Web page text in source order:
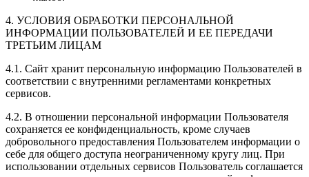
4. УСЛОВИЯ ОБРАБОТКИ ПЕРСОНАЛЬНОЙ
ИНФОРМАЦИИ ПОЛЬЗОВАТЕЛЕЙ И ЕЕ ПЕРЕДАЧИ
ТРЕТЬИМ ЛИЦАМ
4.1. Сайт хранит персональную информацию Пользователей в
соответствии с внутренними регламентами конкретных
сервисов.
4.2. В отношении персональной информации Пользователя
сохраняется ее конфиденциальность, кроме случаев
добровольного предоставления Пользователем информации о
себе для общего доступа неограниченному кругу лиц. При
использовании отдельных сервисов Пользователь соглашается